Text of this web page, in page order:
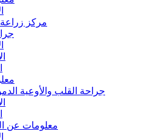
مركز زراعة
جراحة القلب والأوعية
معلومات عن